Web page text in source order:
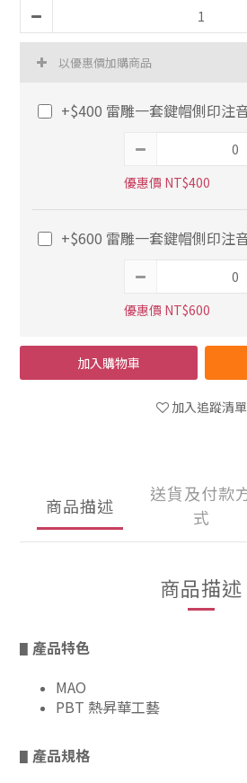
以優惠價加購商品
+$400 雷雕一套鍵帽側印注
優惠價 NT$400
+$600 雷雕一套鍵帽側印注
優惠價 NT$600
加入購物車
加入追蹤清單
商品描述
送貨及付款
式
商品描述
▋ 產品特色
MAO
PBT 熱昇華工藝
▋ 產品規格